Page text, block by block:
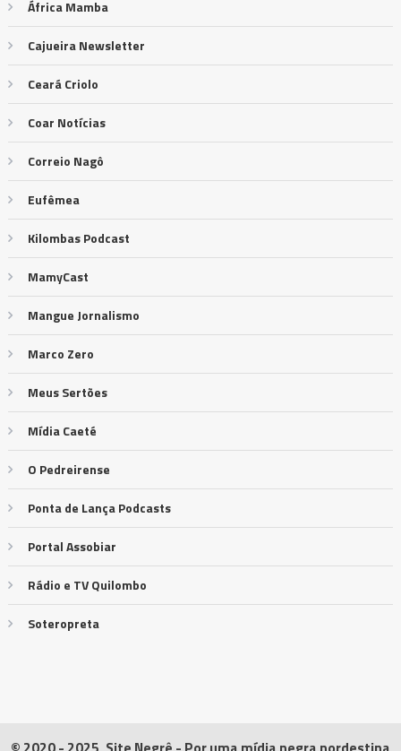
África Mamba
Cajueira Newsletter
Ceará Criolo
Coar Notícias
Correio Nagô
Eufêmea
Kilombas Podcast
MamyCast
Mangue Jornalismo
Marco Zero
Meus Sertões
Mídia Caeté
O Pedreirense
Ponta de Lança Podcasts
Portal Assobiar
Rádio e TV Quilombo
Soteropreta